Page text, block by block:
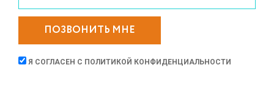
ПОЗВОНИТЬ МНЕ
Я СОГЛАСЕН С ПОЛИТИКОЙ КОНФИДЕНЦИАЛЬНОСТИ